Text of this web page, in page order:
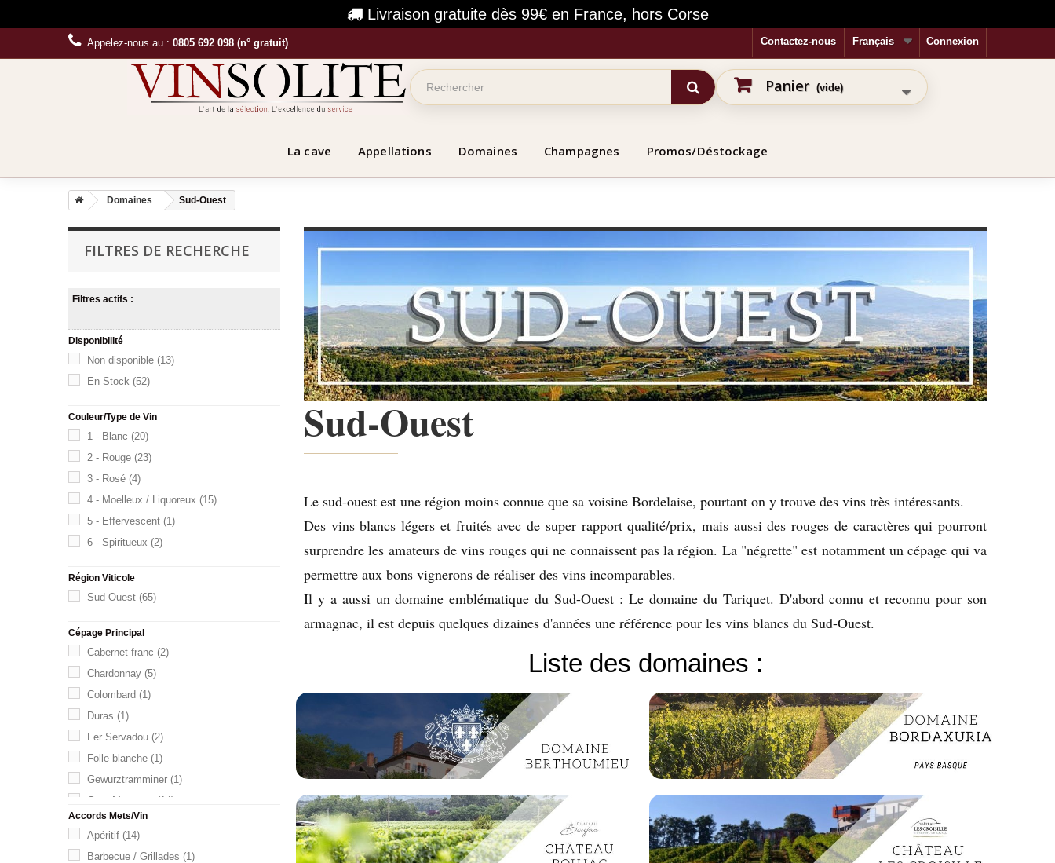
Livraison gratuite dès 99€ en France, hors Corse
Connexion
Français
Contactez-nous
Appelez-nous au : 0805 692 098 (n° gratuit)
Panier (vide)
La cave Appellations Domaines Champagnes Promos/Déstockage
Domaines Sud-Ouest
FILTRES DE RECHERCHE
Filtres actifs :
Disponibilité
Non disponible (13)
En Stock (52)
Couleur/Type de Vin
1 - Blanc (20)
2 - Rouge (23)
3 - Rosé (4)
4 - Moelleux / Liquoreux (15)
5 - Effervescent (1)
6 - Spiritueux (2)
Région Viticole
Sud-Ouest (65)
Cépage Principal
Cabernet franc (2)
Chardonnay (5)
Colombard (1)
Duras (1)
Fer Servadou (2)
Folle blanche (1)
Gewurztramminer (1)
Gros Manseng
(14)
Loin de l'Oeil(1)
Malbec (Côt)
Accords Mets/Vin
Apéritif (14)
Barbecue / Grillades (1)
Sud-Ouest
Le sud-ouest est une région moins connue que sa voisine Bordelaise, pourtant on y trouve des vins très intéressants.
Des vins blancs légers et fruités avec de super rapport qualité/prix, mais aussi des rouges de caractères qui pourront
surprendre les amateurs de vins rouges qui ne connaissent pas la région. La "négrette" est notamment un cépage qui va
permettre aux bons vignerons de réaliser des vins incomparables.
Il y a aussi un domaine emblématique du Sud-Ouest : Le domaine du Tariquet. D'abord connu et reconnu pour son
armagnac, il est depuis quelques dizaines d'années une référence pour les vins blancs du Sud-Ouest.
Liste des domaines :